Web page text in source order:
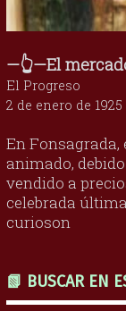
—👆—El
El Progreso
2 de enero de 1925
En
animado,
vendido a
celebrada
curioson
📗 BUSCAR EN